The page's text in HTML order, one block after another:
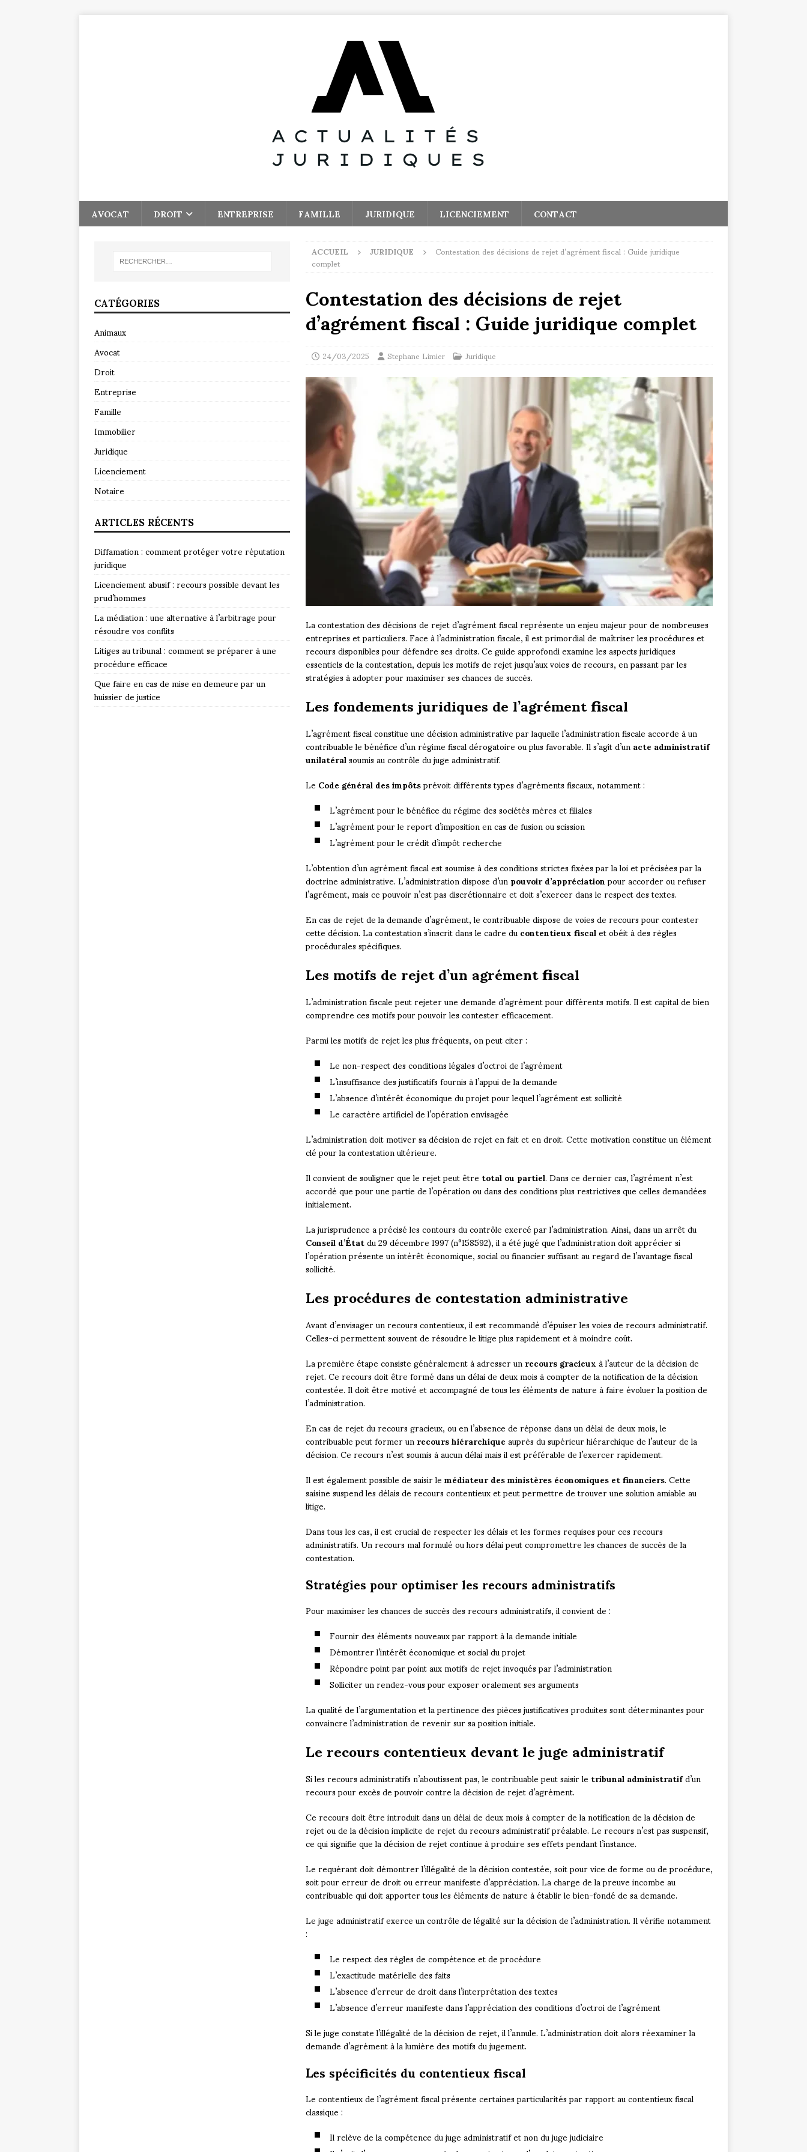
AVOCAT DROIT ENTREPRISE FAMILLE JURIDIQUE LICENCIEMENT CONTACT
ACCUEIL JURIDIQUE Contestation des décisions de rejet d’agrément fiscal : Guide juridique
complet
Contestation des décisions de rejet
d’agrément fiscal : Guide juridique complet
24/03/2025 Stephane Limier Juridique
La contestation des décisions de rejet d’agrément fiscal représente un enjeu majeur pour de nombreuses
entreprises et particuliers. Face à l’administration fiscale, il est primordial de maîtriser les procédures et
recours disponibles pour défendre ses droits. Ce guide approfondi examine les aspects juridiques
essentiels de la contestation, depuis les motifs de rejet jusqu’aux voies de recours, en passant par les
stratégies à adopter pour maximiser ses chances de succès.
Les fondements juridiques de l’agrément fiscal
L’agrément fiscal constitue une décision administrative par laquelle l’administration fiscale accorde à un
contribuable le bénéfice d’un régime fiscal dérogatoire ou plus favorable. Il s’agit d’unacte administratif
unilatéralsoumis au contrôle du juge administratif.
LeCode général des impôtsprévoit différents types d’agréments fiscaux, notamment :
L’agrément pour le bénéfice du régime des sociétés mères et filiales
L’agrément pour le report d’imposition en cas de fusion ou scission
L’agrément pour le crédit d’impôt recherche
L’obtention d’un agrément fiscal est soumise à des conditions strictes fixées par la loi et précisées par la
doctrine administrative. L’administration dispose d’unpouvoir d’appréciationpour accorder ou refuser
l’agrément, mais ce pouvoir n’est pas discrétionnaire et doit s’exercer dans le respect des textes.
En cas de rejet de la demande d’agrément, le contribuable dispose de voies de recours pour contester
cette décision. La contestation s’inscrit dans le cadre ducontentieux fiscalet obéit à des règles
procédurales spécifiques.
Les motifs de rejet d’un agrément fiscal
L’administration fiscale peut rejeter une demande d’agrément pour différents motifs. Il est capital de bien
comprendre ces motifs pour pouvoir les contester efficacement.
Parmi les motifs de rejet les plus fréquents, on peut citer :
Le non-respect des conditions légales d’octroi de l’agrément
L’insuffisance des justificatifs fournis à l’appui de la demande
L’absence d’intérêt économique du projet pour lequel l’agrément est sollicité
Le caractère artificiel de l’opération envisagée
L’administration doit motiver sa décision de rejet en fait et en droit. Cette motivation constitue un élément
clé pour la contestation ultérieure.
Il convient de souligner que le rejet peut êtretotal ou partiel. Dans ce dernier cas, l’agrément n’est
accordé que pour une partie de l’opération ou dans des conditions plus restrictives que celles demandées
initialement.
La jurisprudence a précisé les contours du contrôle exercé par l’administration. Ainsi, dans un arrêt du
Conseil d’Étatdu 29 décembre 1997 (n°158592), il a été jugé que l’administration doit apprécier si
l’opération présente un intérêt économique, social ou financier suffisant au regard de l’avantage fiscal
sollicité.
Les procédures de contestation administrative
Avant d’envisager un recours contentieux, il est recommandé d’épuiser les voies de recours administratif.
Celles-ci permettent souvent de résoudre le litige plus rapidement et à moindre coût.
La première étape consiste généralement à adresser unrecours gracieuxà l’auteur de la décision de
rejet. Ce recours doit être formé dans un délai de deux mois à compter de la notification de la décision
contestée. Il doit être motivé et accompagné de tous les éléments de nature à faire évoluer la position de
l’administration.
En cas de rejet du recours gracieux, ou en l’absence de réponse dans un délai de deux mois, le
contribuable peut former unrecours hiérarchiqueauprès du supérieur hiérarchique de l’auteur de la
décision. Ce recours n’est soumis à aucun délai mais il est préférable de l’exercer rapidement.
Il est également possible de saisir lemédiateur des ministères économiques et financiers. Cette
saisine suspend les délais de recours contentieux et peut permettre de trouver une solution amiable au
litige.
Dans tous les cas, il est crucial de respecter les délais et les formes requises pour ces recours
administratifs. Un recours mal formulé ou hors délai peut compromettre les chances de succès de la
contestation.
Stratégies pour optimiser les recours administratifs
Pour maximiser les chances de succès des recours administratifs, il convient de :
Fournir des éléments nouveaux par rapport à la demande initiale
Démontrer l’intérêt économique et social du projet
Répondre point par point aux motifs de rejet invoqués par l’administration
Solliciter un rendez-vous pour exposer oralement ses arguments
La qualité de l’argumentation et la pertinence des pièces justificatives produites sont déterminantes pour
convaincre l’administration de revenir sur sa position initiale.
Le recours contentieux devant le juge administratif
Si les recours administratifs n’aboutissent pas, le contribuable peut saisir letribunal administratifd’un
recours pour excès de pouvoir contre la décision de rejet d’agrément.
Ce recours doit être introduit dans un délai de deux mois à compter de la notification de la décision de
rejet ou de la décision implicite de rejet du recours administratif préalable. Le recours n’est pas suspensif,
ce qui signifie que la décision de rejet continue à produire ses effets pendant l’instance.
Le requérant doit démontrer l’illégalité de la décision contestée, soit pour vice de forme ou de procédure,
soit pour erreur de droit ou erreur manifeste d’appréciation. La charge de la preuve incombe au
contribuable qui doit apporter tous les éléments de nature à établir le bien-fondé de sa demande.
Le juge administratif exerce un contrôle de légalité sur la décision de l’administration. Il vérifie notamment
:
Le respect des règles de compétence et de procédure
L’exactitude matérielle des faits
L’absence d’erreur de droit dans l’interprétation des textes
L’absence d’erreur manifeste dans l’appréciation des conditions d’octroi de l’agrément
Si le juge constate l’illégalité de la décision de rejet, il l’annule. L’administration doit alors réexaminer la
demande d’agrément à la lumière des motifs du jugement.
Les spécificités du contentieux fiscal
Le contentieux de l’agrément fiscal présente certaines particularités par rapport au contentieux fiscal
classique :
Il relève de la compétence du juge administratif et non du juge judiciaire
CATÉGORIES
Animaux
Avocat
Droit
Entreprise
Famille
Immobilier
Juridique
Licenciement
Notaire
ARTICLES RÉCENTS
Diffamation : comment protéger votre réputation
juridique
Licenciement abusif : recours possible devant les
prud’hommes
La médiation : une alternative à l’arbitrage pour
résoudre vos conflits
Litiges au tribunal : comment se préparer à une
procédure efficace
Que faire en cas de mise en demeure par un
huissier de justice